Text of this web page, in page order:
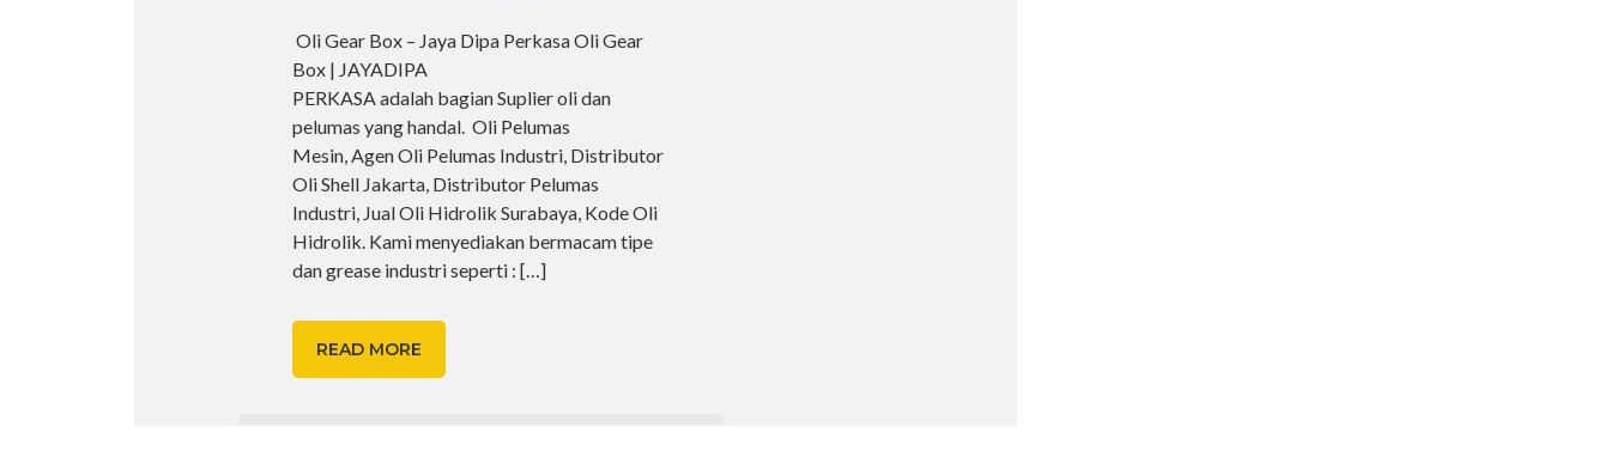
Oli Gear Box – Jaya Dipa Perkasa Oli Gear
Box | JAYADIPA
PERKASA adalah bagian Suplier oli dan
pelumas yang handal. Oli Pelumas
Mesin, Agen Oli Pelumas Industri, Distributor
Oli Shell Jakarta, Distributor Pelumas
Industri, Jual Oli Hidrolik Surabaya, Kode Oli
Hidrolik. Kami menyediakan bermacam tipe
dan grease industri seperti : […]
READ MORE